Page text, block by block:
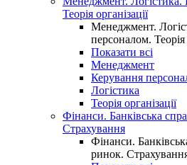
Теорія організації
Менеджмент.
персоналом. Теорія
Показати всі
Менеджмент
Керування
Логістика
Теорія організації
Фінанси. Банківська
Страхування
Фінанси.
ринок.